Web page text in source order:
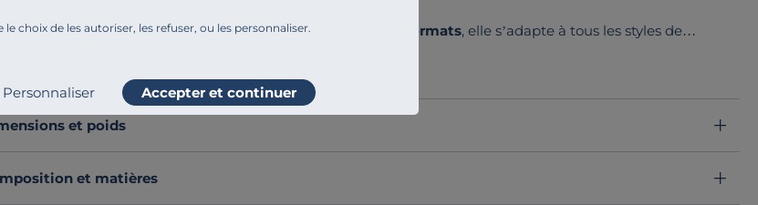
le choix de les autoriser, les refuser, ou les personnaliser.
Personnaliser Accepter et continuer
dans unepalette de couleurs délicates et plusieurs formats, elle s’adapte à tous les styles de
toute notre sélection :Taies d'oreiller
et poids
et matières